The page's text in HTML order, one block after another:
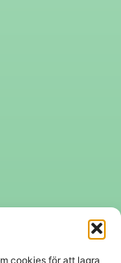
cookies för att lagra